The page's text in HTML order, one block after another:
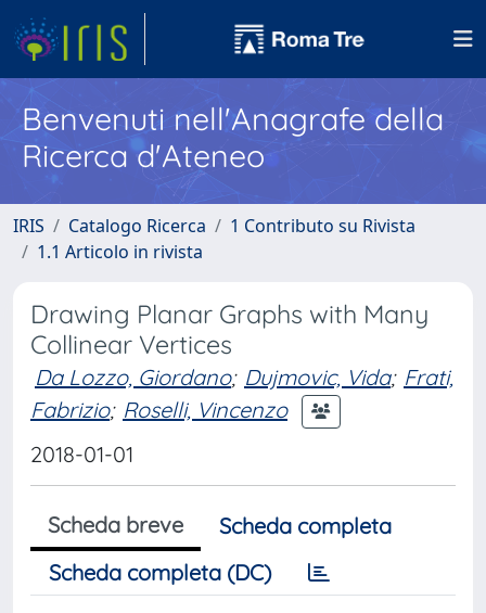
Benvenuti nell'Anagrafe della
Ricerca d'Ateneo
IRIS Catalogo Ricerca
1 Contributo su Rivista
1.1 Articolo in rivista
Drawing Planar Graphs with Many
Collinear Vertices
Da Lozzo, Giordano; Dujmovic, Vida; Frati,
Fabrizio; Roselli, Vincenzo
2018-01-01
Scheda breve
Scheda completa
Scheda completa (DC)